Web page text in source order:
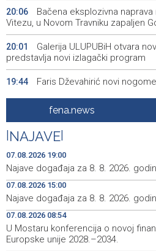
20:06
Bačena eksplozivna
Vitezu, u Novom Travniku zapaljen
20:01
Galerija ULUPUBiH otvara
predstavlja novi izlagački program
19:44 Faris Dževahirić novi
Announcement of events for
19:10
Rudari Milanovića ubijedili
ponovo vratio u jamu 'Raspotočje'
19:03
Sarajevo Film Festival
Kinoscope Surreal programs
19:00 Najave događaja za 8. 8.
18:58
Fire breaks out across more
firefighters and Air Tractors on the
fena.news
NAJAVE
07.08.2026 19:00
Najave događaja za 8. 8. 2026.
07.08.2026 15:00
Najave događaja za 8. 8. 2026.
07.08.2026 08:54
U Mostaru konferencija o novoj
Europske unije 2028.–2034.